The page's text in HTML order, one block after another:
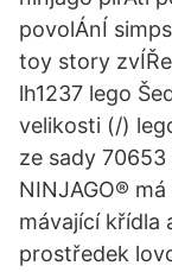
povolÁnÍ
toy story
lh1237 lego
velikosti (/)
ze sady
NINJAGO®
mávající křídla
prostředek